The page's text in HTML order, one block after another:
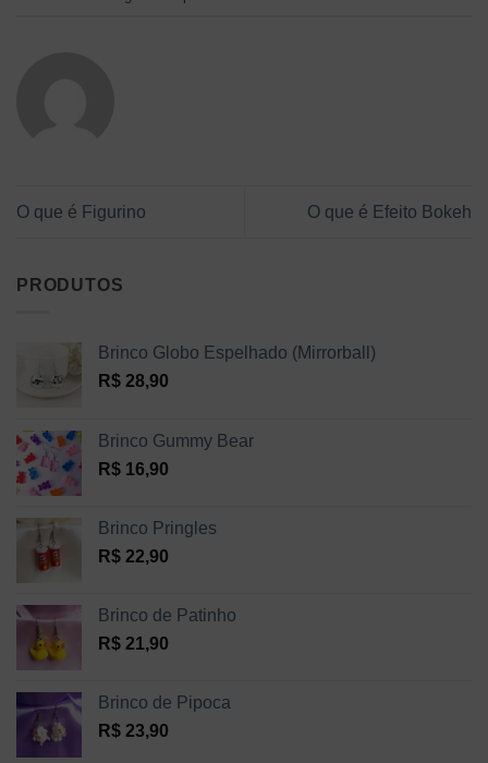
O que é Figurino O que é Efeito Bokeh
PRODUTOS
Brinco Globo Espelhado (Mirrorball)
R$ 28,90
Brinco Gummy Bear
R$ 16,90
Brinco Pringles
R$ 22,90
Brinco de Patinho
R$ 21,90
Brinco de Pipoca
R$ 23,90